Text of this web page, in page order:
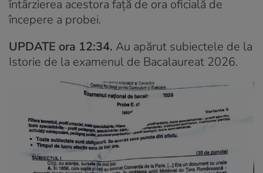
întârzierea acestora față de ora oficială de
începere a probei.
UPDATE ora 12:34. Au apărut subiectele de la
Istorie de la examenul de Bacalaureat 2026.